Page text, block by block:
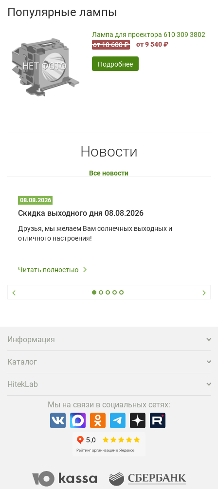
Популярные лампы
Лампа для проектора 610 309 3802
от 10 600 ₽
от 9 540 ₽
Подробнее
Новости
Все новости
08.08.2026
Скидка выходного дня 08.08.2026
Друзья, мы желаем Вам солнечных выходных и
отличного настроения!
Читать полностью
Информация
Каталог
HitekLab
Мы на связи в социальных сетях: